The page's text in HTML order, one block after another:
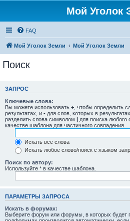
Мой Уголок
FAQ
Мой Уголок Земли Мой Уголок Земли
Поиск
ЗАПРОС
Ключевые слова:
Вы можете использовать + , чтобы определить
результатах, и - для слов, которых в
разделить слова символом | для поиска любого
качестве шаблона для частичного совпадения.
Искать все слова
Искать любое слово/поиск с языком
Поиск по автору:
Используйте * в качестве шаблона.
ПАРАМЕТРЫ ЗАПРОСА
Искать в форумах:
Выберите форум или форумы, в которых будет